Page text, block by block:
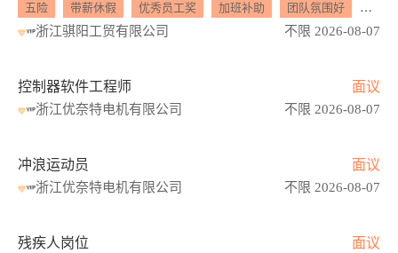
五险 带薪休假 优秀员工奖 加班补助 团队氛围好 年轻
浙江骐阳工贸有限公司 不限 2026-08-07
控制器软件工程师 面议
浙江优奈特电机有限公司 不限 2026-08-07
冲浪运动员 面议
浙江优奈特电机有限公司 不限 2026-08-07
残疾人岗位 面议